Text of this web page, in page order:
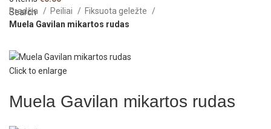
Search
Pradžia Peiliai
Fiksuota geležte
Muela Gavilan mikartos rudas
Click to enlarge
Muela Gavilan mikartos rudas